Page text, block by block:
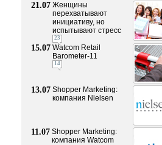
21.07 Женщины
перехватывают
инициативу, но
испытывают стресс
23
15.07 Watcom Retail
Barometer-11
14
13.07 Shopper Marketing:
компания Nielsen
11.07 Shopper Marketing:
компания Watcom